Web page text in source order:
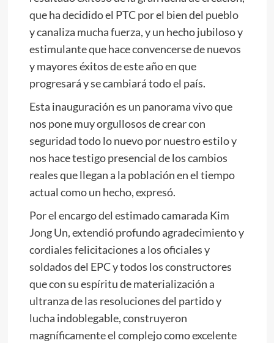
que ha decidido el PTC por el bien del pueblo
y canaliza mucha fuerza, y un hecho jubiloso y
estimulante que hace convencerse de nuevos
y mayores éxitos de este año en que
progresará y se cambiará todo el país.
Esta inauguración es un panorama vivo que
nos pone muy orgullosos de crear con
seguridad todo lo nuevo por nuestro estilo y
nos hace testigo presencial de los cambios
reales que llegan a la población en el tiempo
actual como un hecho, expresó.
Por el encargo del estimado camarada Kim
Jong Un, extendió profundo agradecimiento y
cordiales felicitaciones a los oficiales y
soldados del EPC y todos los constructores
que con su espíritu de materialización a
ultranza de las resoluciones del partido y
lucha indoblegable, construyeron
magníficamente el complejo como excelente